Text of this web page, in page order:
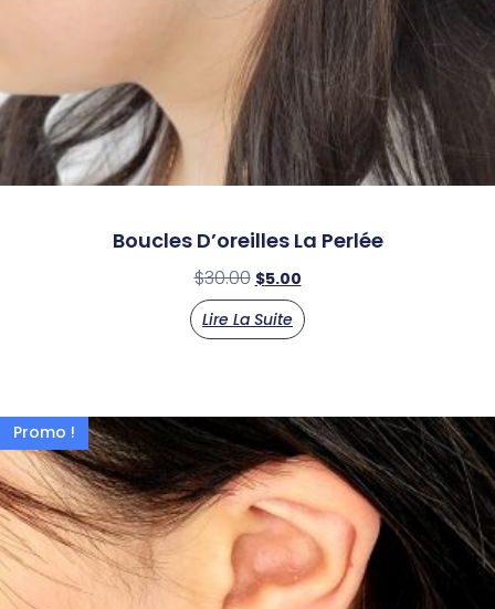
Boucles D’oreilles La Perlée
$30.00 $5.00
Lire La Suite
Promo !